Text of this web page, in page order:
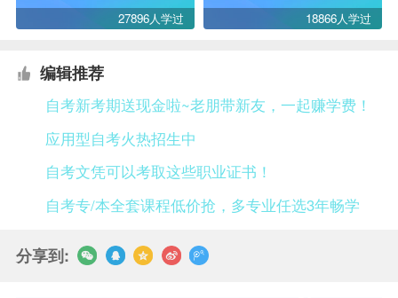
27896人学过 18866人学过
编辑推荐
自考新考期送现金啦~老朋带新友，一起赚学费！
应用型自考火热招生中
自考文凭可以考取这些职业证书！
自考专/本全套课程低价抢，多专业任选3年畅学
分享到: